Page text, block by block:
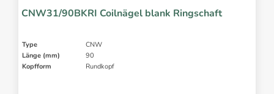
CNW31/90BKRI Coilnägel blank Ringschaft
Type
CNW
Länge (mm)
90
Kopfform
Rundkopf